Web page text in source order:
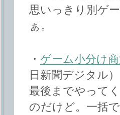
思いっきり別ゲ
ぁ。
・ ゲーム小分け
日新聞デジタル）
最後までやって
のだけど。一括